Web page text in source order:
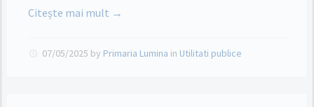
Citește mai mult →
07/05/2025 by Primaria Lumina in Utilitati publice